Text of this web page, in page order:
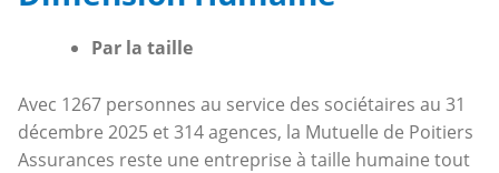
Par la taille
Avec 1267 personnes au service des sociétaires au 31
décembre 2025 et 314 agences, la Mutuelle de Poitiers
Assurances reste une entreprise à taille humaine tout